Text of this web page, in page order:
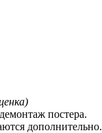
постера.
дополнительно.